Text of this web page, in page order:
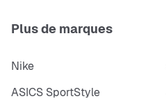
Plus de marques
Nike
ASICS SportStyle